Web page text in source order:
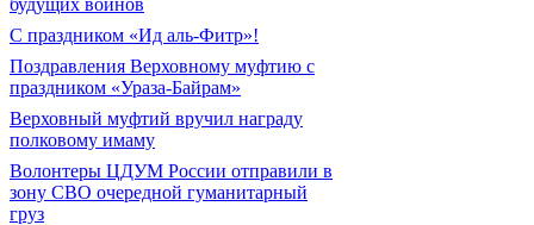
будущих воинов
С праздником «Ид аль-Фитр»!
Поздравления Верховному муфтию с
праздником «Ураза-Байрам»
Верховный муфтий вручил награду
полковому имаму
Волонтеры ЦДУМ России отправили в
зону СВО очередной гуманитарный
груз